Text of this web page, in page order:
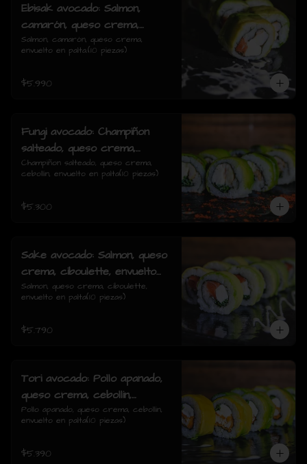
Ebisak avocado: Salmon,
camarón, queso crema,
envuelto en palta.
Salmon, camarón, queso crema,
envuelto en palta.(10 piezas)
$5.990
Fungi avocado: Champiñon
salteado, queso crema,
cebollin, envuelto en palta
Champiñon salteado, queso crema,
cebollin, envuelto en palta(10 piezas)
$5.300
Sake avocado: Salmon, queso
crema, ciboulette, envuelto
en palta
Salmon, queso crema, ciboulette,
envuelto en palta(10 piezas)
$5.790
Tori avocado: Pollo apanado,
queso crema, cebollin,
envuelto en palta
Pollo apanado, queso crema, cebollin,
envuelto en palta(10 piezas)
$5.390